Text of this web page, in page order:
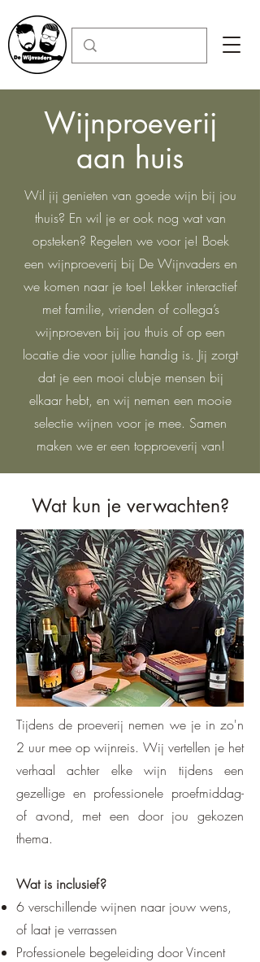
Wijnproeverij
aan huis
Wil jij genieten van goede wijn bij jou
thuis? En wil je er ook nog wat van
opsteken? Regelen we voor je! Boek
een wijnproeverij bij De Wijnvaders en
we komen naar je toe! Lekker interactief
met familie, vrienden of collega’s
wijnproeven bij jou thuis of op een
locatie die voor jullie handig is. Jij zorgt
dat je een mooi clubje mensen bij
elkaar hebt, en wij nemen een mooie
selectie wijnen voor je mee. Samen
maken we er een topproeverij van!
Wat kun je verwachten?
Tijdens de proeverij nemen we je in zo'n
2 uur mee op wijnreis. Wij vertellen je het
verhaal achter elke wijn tijdens een
gezellige en professionele proefmiddag-
of avond, met een door jou gekozen
thema.
Wat is inclusief?
6 verschillende wijnen naar jouw wens,
of laat je verrassen
Professionele begeleiding door Vincent